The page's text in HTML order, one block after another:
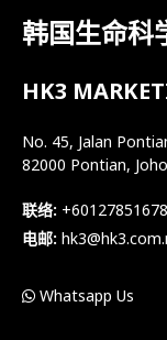
韩国生命科
HK3
No. 45, Jalan
82000 Pontian,
联络:
电邮:
Whatsapp Us